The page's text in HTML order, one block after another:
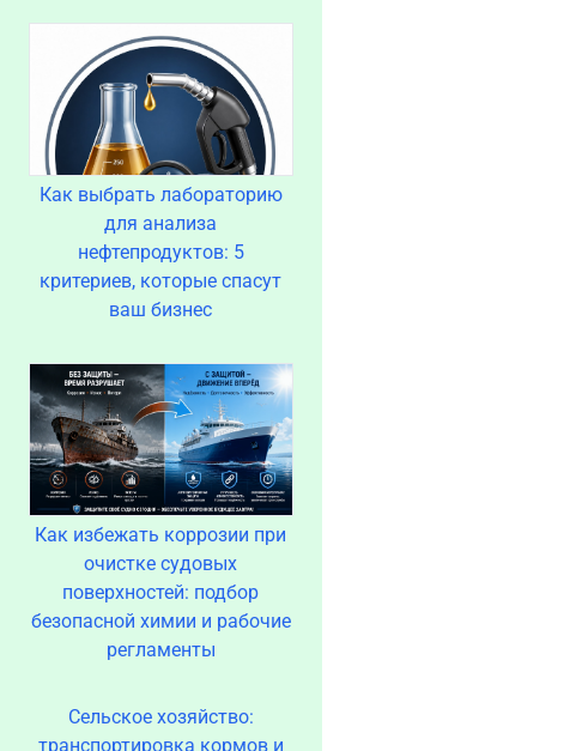
Как выбрать лабораторию
для анализа
нефтепродуктов: 5
критериев, которые спасут
ваш бизнес
Как избежать коррозии при
очистке судовых
поверхностей: подбор
безопасной химии и рабочие
регламенты
Сельское хозяйство:
транспортировка кормов и